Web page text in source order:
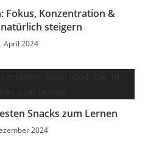
Fokus, Konzentration &
steigern
April 2024
Snacks zum Lernen
2024